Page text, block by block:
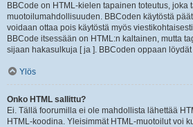
BBCode on HTML-kielen tapainen toteutus, joka
muotoilumahdollisuuden. BBCoden käytöstä
voidaan ottaa pois käytöstä myös
BBCode itsessään on HTML:n kaltainen, mutta
sijaan hakasulkuja [ ja ]. BBCoden oppaan
Ylös
Onko HTML sallittu?
Ei. Tällä foorumilla ei ole mahdollista lähettää
HTML-koodina. Yleisimmät HTML-muotoilut voi